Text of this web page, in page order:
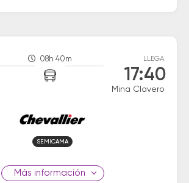
08h 40m LLEGA
17:40
Mina Clavero
SEMICAMA
información